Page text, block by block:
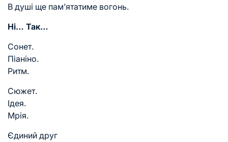
В душі ще пам’ятатиме вогонь.
Ні… Так…
Сонет.
Піаніно.
Ритм.
Сюжет.
Ідея.
Мрія.
Єдиний друг